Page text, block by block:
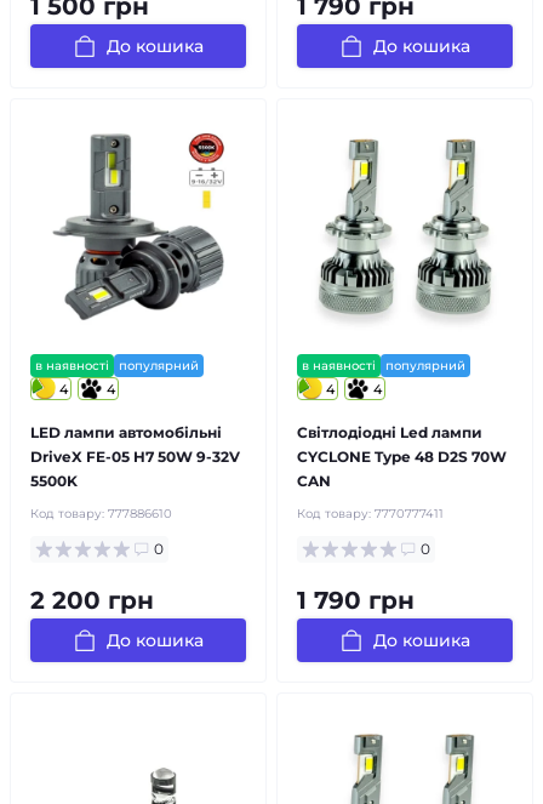
1 500 грн
До кошика
1 790 грн
До кошика
в наявності популярний
4 4
LED лампи автомобільні
DriveX FE-05 H7 50W 9-32V
5500K
Код товару: 777886610
0
2 200 грн
До кошика
в наявності популярний
4 4
Світлодіодні Led лампи
CYCLONE Type 48 D2S 70W
CAN
Код товару: 7770777411
0
1 790 грн
До кошика